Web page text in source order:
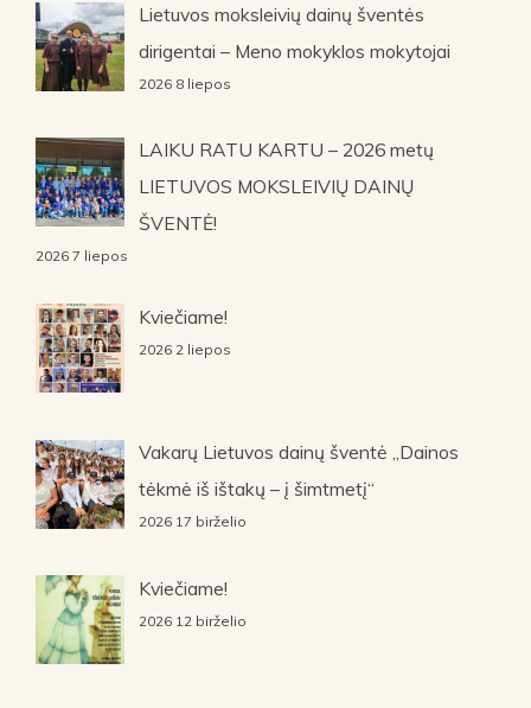
Lietuvos moksleivių dainų šventės
dirigentai – Meno mokyklos mokytojai
2026 8 liepos
LAIKU RATU KARTU – 2026 metų
LIETUVOS MOKSLEIVIŲ DAINŲ
ŠVENTĖ!
2026 7 liepos
Kviečiame!
2026 2 liepos
Vakarų Lietuvos dainų šventė „Dainos
tėkmė iš ištakų – į šimtmetį“
2026 17 birželio
Kviečiame!
2026 12 birželio